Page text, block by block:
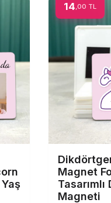
14 ,00 TL
Magnet
Magneti